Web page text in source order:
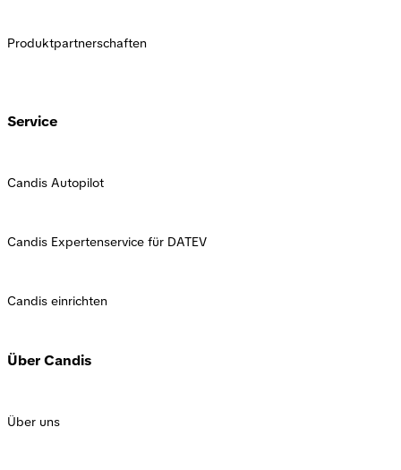
Produktpartnerschaften
Service
Candis Autopilot
Candis Expertenservice für DATEV
Candis einrichten
Über Candis
Über uns